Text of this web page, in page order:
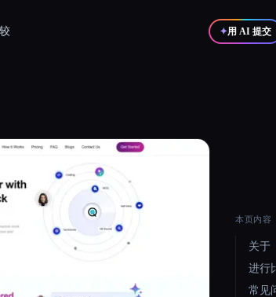
✦用 AI 提交
本页内容
关于
进行
常见